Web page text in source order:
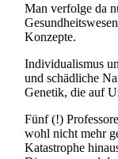
Man verfolge da
Konzepte.
Individualismus
und schädliche
Genetik, die auf
Fünf (!)
wohl nicht mehr
Katastrophe